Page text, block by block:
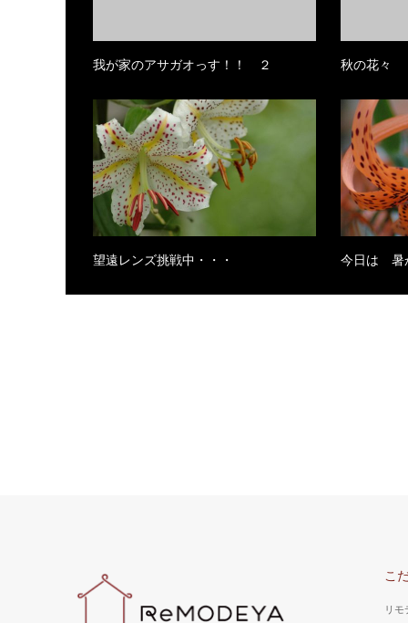
我が家のアサガオっす！！ ２ 秋の花々
望遠レンズ挑戦中・・・ 今日は 暑
こ
リモ